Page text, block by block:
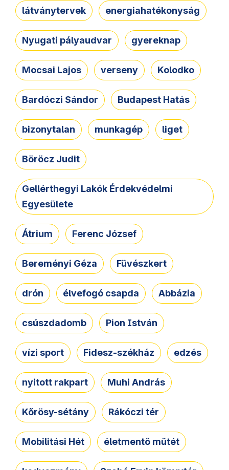
látványtervek energiahatékonyság
Nyugati pályaudvar gyereknap
Mocsai Lajos verseny Kolodko
Bardóczi Sándor Budapest Hatás
bizonytalan munkagép liget
Böröcz Judit
Gellérthegyi Lakók Érdekvédelmi
Egyesülete
Átrium Ferenc József
Bereményi Géza Füvészkert
drón élvefogó csapda Abbázia
csúszdadomb Pion István
vízi sport Fidesz-székház edzés
nyitott rakpart Muhi András
Kőrösy-sétány Rákóczi tér
Mobilitási Hét életmentő műtét